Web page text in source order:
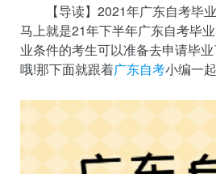
【导读】2021年广东自考毕业
马上就是21年下半年广东自考毕
业条件的考生可以准备去申请毕
哦!那下面就跟着广东自考小编一